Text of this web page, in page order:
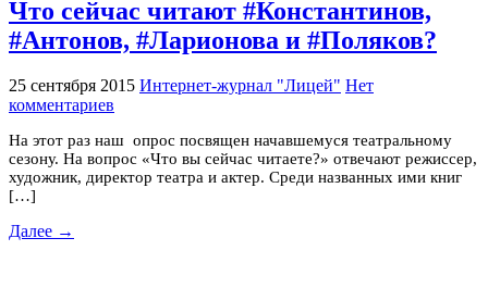
Что сейчас читают #Константинов,
#Антонов, #Ларионова и #Поляков?
25 сентября 2015 Интернет-журнал "Лицей" Нет
комментариев
На этот раз наш опрос посвящен начавшемуся театральному
сезону. На вопрос «Что вы сейчас читаете?» отвечают режиссер,
художник, директор театра и актер. Среди названных ими книг
[…]
Далее →